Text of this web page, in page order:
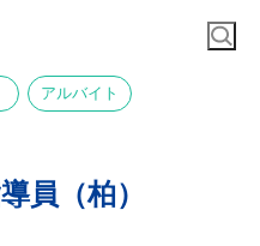
アルバイト
員（柏）